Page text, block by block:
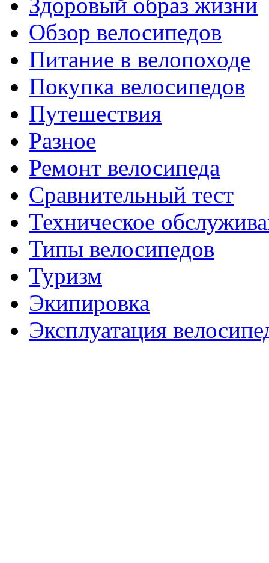
Обзор велосипедов
Питание в велопоходе
Покупка велосипедов
Путешествия
Разное
Ремонт велосипеда
Сравнительный тест
Техническое
Типы велосипедов
Туризм
Экипировка
Эксплуатация